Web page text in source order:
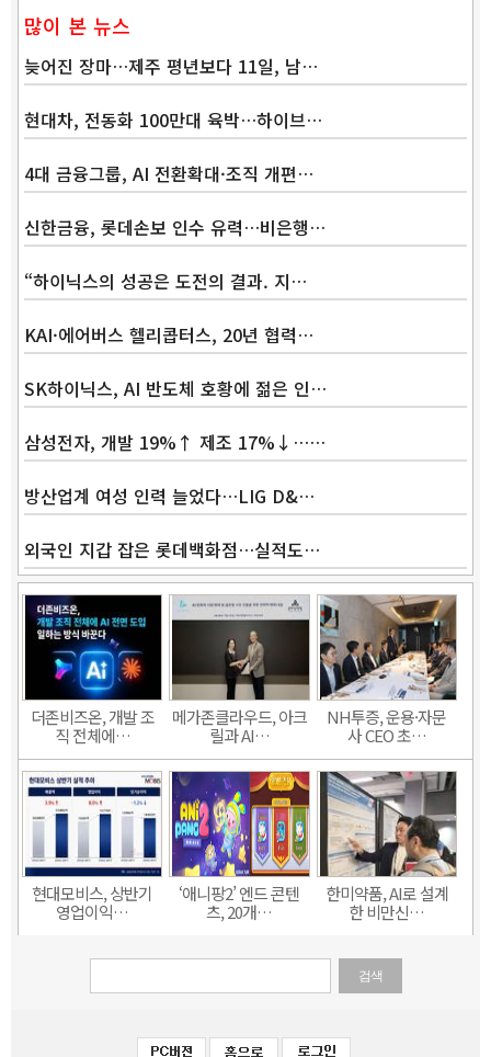
많이 본 뉴스
늦어진 장마…제주 평년보다 11일, 남…
현대차, 전동화 100만대 육박…하이브…
4대 금융그룹, AI 전환확대·조직 개편…
신한금융, 롯데손보 인수 유력…비은행…
“하이닉스의 성공은 도전의 결과. 지…
KAI·에어버스 헬리콥터스, 20년 협력…
SK하이닉스, AI 반도체 호황에 젊은 인…
삼성전자, 개발 19%↑ 제조 17%↓……
방산업계 여성 인력 늘었다…LIG D&…
외국인 지갑 잡은 롯데백화점…실적도…
더존비즈온, 개발 조
직 전체에…
메가존클라우드, 아크
릴과 AI…
NH투증, 운용·자문
사 CEO 초…
현대모비스, 상반기
영업이익…
‘애니팡2’ 엔드 콘텐
츠, 20개…
한미약품, AI로 설계
한 비만신…
검색